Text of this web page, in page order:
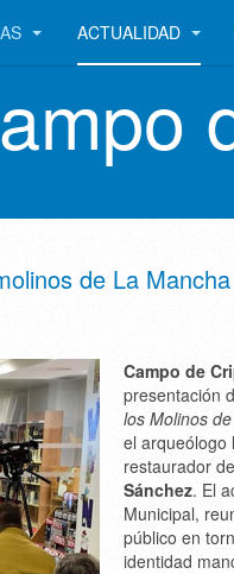
ACTUALIDAD
de La Mancha
Campo de
presentación
los Molinos
el arqueólogo
restaurador
Sánchez. El
Municipal,
público en
identidad